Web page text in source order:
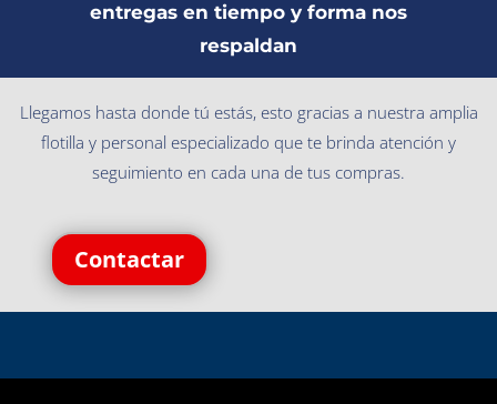
entregas en tiempo y forma nos
respaldan
Llegamos hasta donde tú estás, esto gracias a nuestra amplia
flotilla y personal especializado que te brinda atención y
seguimiento en cada una de tus compras.
Contactar